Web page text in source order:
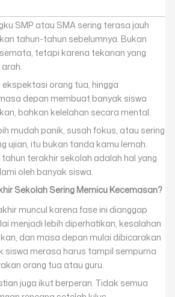
SMP atau SMA sering terasa jauh
tahun-tahun sebelumnya. Bukan
tetapi karena tekanan yang
ekspektasi orang tua, hingga
depan membuat banyak siswa
bahkan kelelahan secara mental.
mudah panik, susah fokus, atau sering
ujian, itu bukan tanda kamu lemah.
terakhir sekolah adalah hal yang
oleh banyak siswa.
Sekolah Sering Memicu Kecemasan?
muncul karena fase ini dianggap
menjadi lebih diperhatikan, kesalahan
dan masa depan mulai dibicarakan
siswa merasa harus tampil sempurna
orang tua atau guru.
juga ikut berperan. Tidak semua